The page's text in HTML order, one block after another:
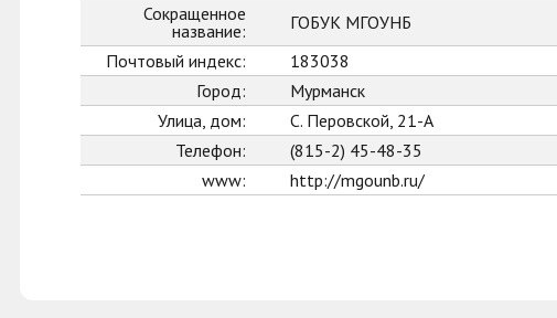
Сокращенное
название:
ГОБУК МГОУНБ
Почтовый индекс:
183038
Город:
Мурманск
Улица, дом:
С. Перовской, 21-А
Телефон:
(815-2) 45-48-35
www:
http://mgounb.ru/